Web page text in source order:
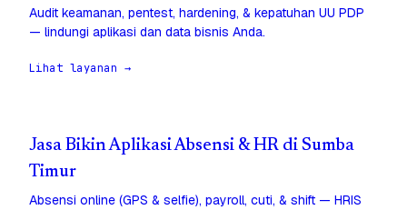
Audit keamanan, pentest, hardening, & kepatuhan UU PDP
— lindungi aplikasi dan data bisnis Anda.
Lihat layanan →
Jasa Bikin Aplikasi Absensi & HR di Sumba
Timur
Absensi online (GPS & selfie), payroll, cuti, & shift — HRIS